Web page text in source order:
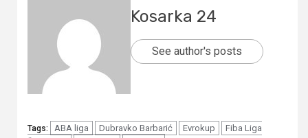
Kosarka 24
See author's posts
Tags: ABA liga Dubravko Barbarić Evrokup
Fiba Liga